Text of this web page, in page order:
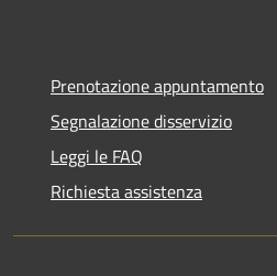
Prenotazione appuntamento
Segnalazione disservizio
Leggi le FAQ
Richiesta assistenza